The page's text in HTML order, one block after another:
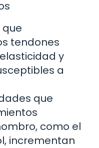
tendones
y
a
que
como el
incrementan